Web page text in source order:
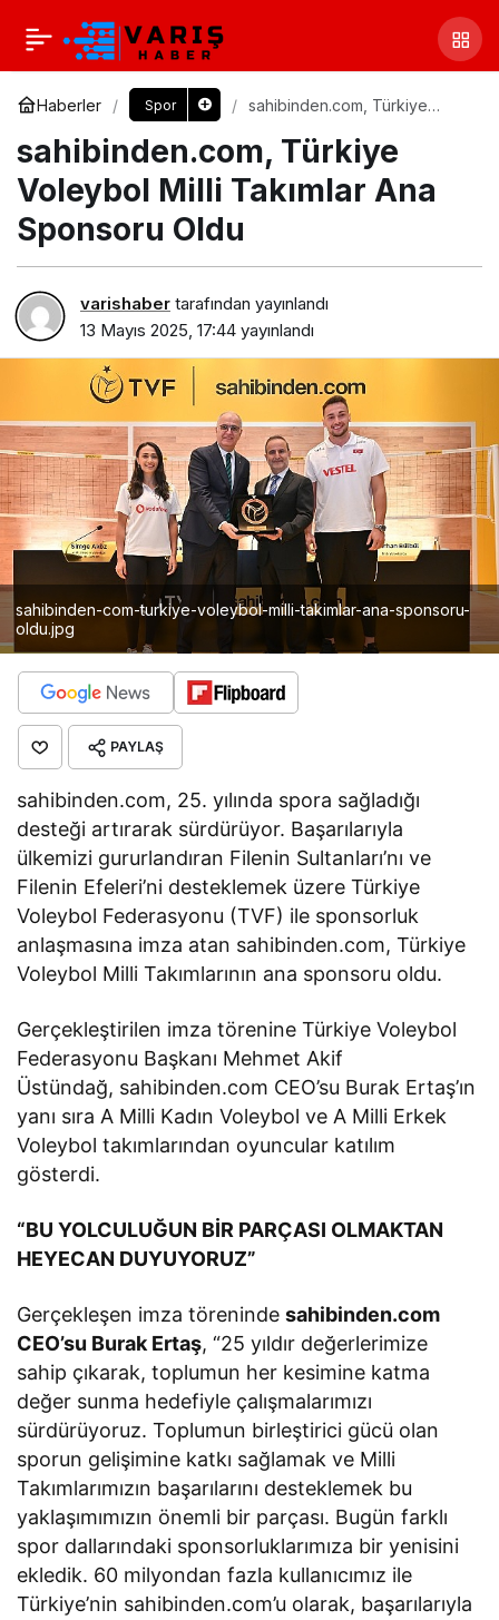
Haberler Spor
sahibinden.com, Türkiye
Sponsoru Oldu
sahibinden.com, Türkiye
Voleybol Milli Takımlar Ana
Sponsoru Oldu
varishaber tarafından yayınlandı
13 Mayıs 2025, 17:44 yayınlandı
sahibinden-com-turkiye-voleybol-milli-takimlar-ana-sponsoru-
oldu.jpg
PAYLAŞ
sahibinden.com, 25. yılında spora sağladığı
desteği artırarak sürdürüyor. Başarılarıyla
ülkemizi gururlandıran Filenin Sultanları’nı ve
Filenin Efeleri’ni desteklemek üzere Türkiye
Voleybol Federasyonu (TVF) ile sponsorluk
anlaşmasına imza atan sahibinden.com, Türkiye
Voleybol Milli Takımlarının ana sponsoru oldu.
Gerçekleştirilen imza törenine Türkiye Voleybol
Federasyonu Başkanı Mehmet Akif
Üstündağ, sahibinden.com CEO’su Burak Ertaş’ın
yanı sıra A Milli Kadın Voleybol ve A Milli Erkek
Voleybol takımlarından oyuncular katılım
gösterdi.
“BU YOLCULUĞUN BİR PARÇASI OLMAKTAN
HEYECAN DUYUYORUZ”
Gerçekleşen imza törenindesahibinden.com
CEO’su Burak Ertaş, “25 yıldır değerlerimize
sahip çıkarak, toplumun her kesimine katma
değer sunma hedefiyle çalışmalarımızı
sürdürüyoruz. Toplumun birleştirici gücü olan
sporun gelişimine katkı sağlamak ve Milli
Takımlarımızın başarılarını desteklemek bu
yaklaşımımızın önemli bir parçası. Bugün farklı
spor dallarındaki sponsorluklarımıza bir yenisini
ekledik. 60 milyondan fazla kullanıcımız ile
Türkiye’nin sahibinden.com’u olarak, başarılarıyla